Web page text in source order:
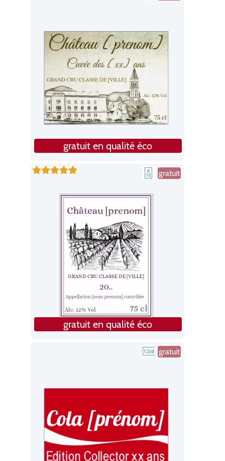
gratuit en qualité éco
gratuit
gratuit en qualité éco
gratuit